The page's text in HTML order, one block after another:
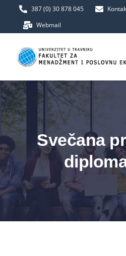
387 (0) 30 878 045
Webmail
Početna
Fakultet
Upis
Studij
Svečana